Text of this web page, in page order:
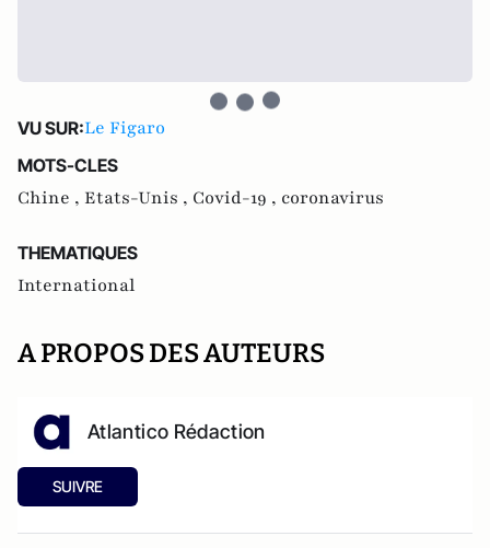
VU SUR:Le Figaro
MOTS-CLES
Chine , Etats-Unis , Covid-19 , coronavirus
THEMATIQUES
International
A PROPOS DES AUTEURS
Atlantico Rédaction
SUIVRE